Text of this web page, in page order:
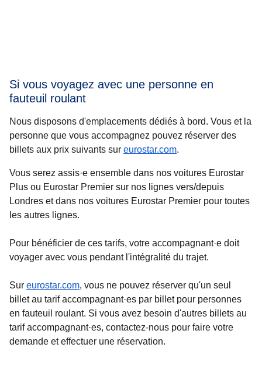
Si vous voyagez avec une personne en
fauteuil roulant
Nous disposons d'emplacements dédiés à bord. Vous et la
personne que vous accompagnez pouvez réserver des
billets aux prix suivants sur eurostar.com.
Vous serez assis·e ensemble dans nos voitures Eurostar
Plus ou Eurostar Premier sur nos lignes vers/depuis
Londres et dans nos voitures Eurostar Premier pour toutes
les autres lignes.
Pour bénéficier de ces tarifs, votre accompagnant·e doit
voyager avec vous pendant l'intégralité du trajet.
Sur eurostar.com, vous ne pouvez réserver qu'un seul
billet au tarif accompagnant·es par billet pour personnes
en fauteuil roulant. Si vous avez besoin d'autres billets au
tarif accompagnant·es, contactez-nous pour faire votre
demande et effectuer une réservation.